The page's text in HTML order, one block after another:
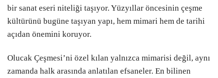
bir sanat eseri niteliği taşıyor. Yüzyıllar öncesinin çeşme
kültürünü bugüne taşıyan yapı, hem mimari hem de tarihi
açıdan önemini koruyor.
Olucak Çeşmesi’ni özel kılan yalnızca mimarisi değil, aynı
zamanda halk arasında anlatılan efsaneler. En bilinen